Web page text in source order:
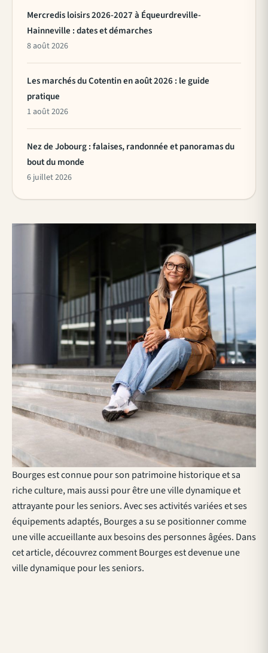
Bourges est connue pour son patrimoine historique et sa
riche culture, mais aussi pour être une ville dynamique et
attrayante pour les seniors. Avec ses activités variées et ses
équipements adaptés, Bourges a su se positionner comme
une ville accueillante aux besoins des personnes âgées. Dans
cet article, découvrez comment Bourges est devenue une
ville dynamique pour les seniors.
Mercredis loisirs 2026-2027 à Équeurdreville-
Hainneville : dates et démarches
8 août 2026
Les marchés du Cotentin en août 2026 : le guide
pratique
1 août 2026
Nez de Jobourg : falaises, randonnée et panoramas du
bout du monde
6 juillet 2026